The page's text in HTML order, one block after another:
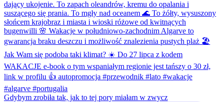
Gdybym zrobiła tak, jak to tej pory miałam w zwycz